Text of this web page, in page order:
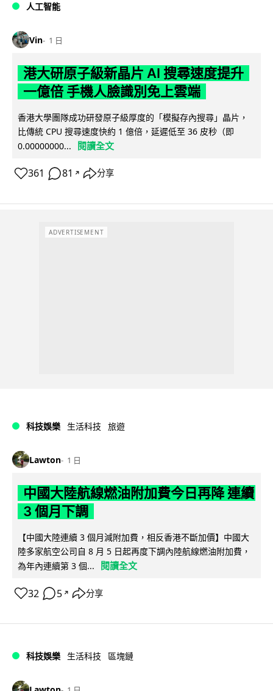
人工智能
Vin 1 日
港大研原子級新晶片 AI 搜尋速度提升
一億倍 手機人臉識別免上雲端
香港大學團隊成功研發原子級厚度的「模擬存內搜尋」晶片，
比傳統 CPU 搜尋速度快約 1 億倍，延遲低至 36 皮秒（即
0.00000000...
閱讀全文
361 81 ↗ 分享
ADVERTISEMENT
科技娛樂 生活科技 旅遊
Lawton 1 日
中國大陸航線燃油附加費今日再降 連續
3 個月下調
【中國大陸連續 3 個月減附加費，相反香港不斷加價】中國大
陸多家航空公司自 8 月 5 日起再度下調內陸航線燃油附加費，
為年內連續第 3 個...
閱讀全文
32 5 ↗ 分享
科技娛樂 生活科技 區塊鏈